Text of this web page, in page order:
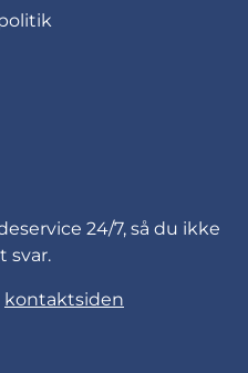
24/7, så du ikke
svar.
kontaktsiden